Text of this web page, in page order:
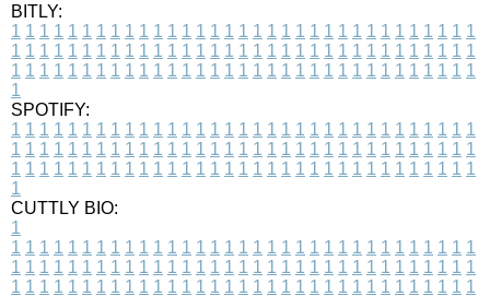
BITLY:
1 1 1 1 1 1 1 1 1 1 1 1 1 1 1 1 1 1 1 1 1 1 1 1 1 1 1 1 1 1 1 1 1
1 1 1 1 1 1 1 1 1 1 1 1 1 1 1 1 1 1 1 1 1 1 1 1 1 1 1 1 1 1 1 1 1
1 1 1 1 1 1 1 1 1 1 1 1 1 1 1 1 1 1 1 1 1 1 1 1 1 1 1 1 1 1 1 1 1
1
SPOTIFY:
1 1 1 1 1 1 1 1 1 1 1 1 1 1 1 1 1 1 1 1 1 1 1 1 1 1 1 1 1 1 1 1 1
1 1 1 1 1 1 1 1 1 1 1 1 1 1 1 1 1 1 1 1 1 1 1 1 1 1 1 1 1 1 1 1 1
1 1 1 1 1 1 1 1 1 1 1 1 1 1 1 1 1 1 1 1 1 1 1 1 1 1 1 1 1 1 1 1 1
1
CUTTLY BIO:
1
1 1 1 1 1 1 1 1 1 1 1 1 1 1 1 1 1 1 1 1 1 1 1 1 1 1 1 1 1 1 1 1 1
1 1 1 1 1 1 1 1 1 1 1 1 1 1 1 1 1 1 1 1 1 1 1 1 1 1 1 1 1 1 1 1 1
1 1 1 1 1 1 1 1 1 1 1 1 1 1 1 1 1 1 1 1 1 1 1 1 1 1 1 1 1 1 1 1 1